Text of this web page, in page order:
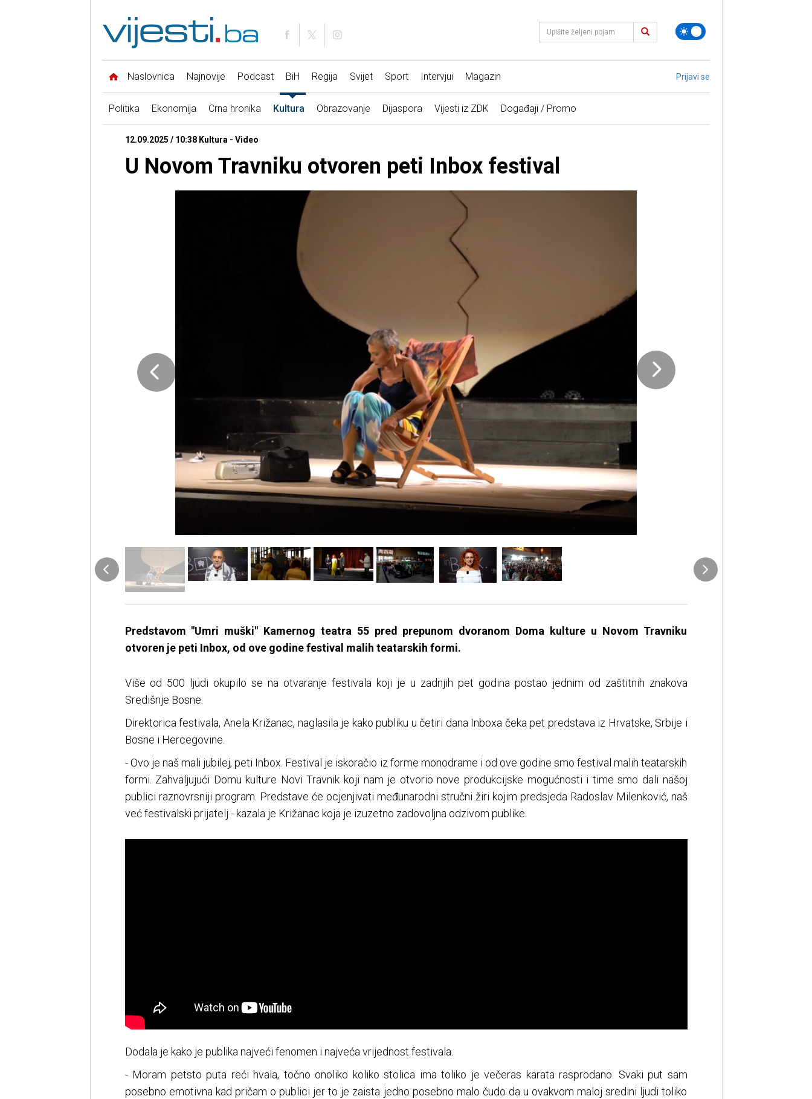
Naslovnica Najnovije Podcast BiH Regija Svijet Sport Intervjui Magazin Prijavi se
Politika Ekonomija Crna hronika Kultura Obrazovanje Dijaspora Vijesti iz ZDK Događaji / Promo
12.09.2025 / 10:38 Kultura - Video
U Novom Travniku otvoren peti Inbox festival
Predstavom "Umri muški" Kamernog teatra 55 pred prepunom dvoranom Doma kulture u Novom Travniku
otvoren je peti Inbox, od ove godine festival malih teatarskih formi.
Više od 500 ljudi okupilo se na otvaranje festivala koji je u zadnjih pet godina postao jednim od zaštitnih znakova
Središnje Bosne.
Direktorica festivala, Anela Križanac, naglasila je kako publiku u četiri dana Inboxa čeka pet predstava iz Hrvatske, Srbije i
Bosne i Hercegovine.
- Ovo je naš mali jubilej, peti Inbox. Festival je iskoračio iz forme monodrame i od ove godine smo festival malih teatarskih
formi. Zahvaljujući Domu kulture Novi Travnik koji nam je otvorio nove produkcijske mogućnosti i time smo dali našoj
publici raznovrsniji program. Predstave će ocjenjivati međunarodni stručni žiri kojim predsjeda Radoslav Milenković, naš
već festivalski prijatelj - kazala je Križanac koja je izuzetno zadovoljna odzivom publike.
Dodala je kako je publika najveći fenomen i najveća vrijednost festivala.
- Moram petsto puta reći hvala, točno onoliko koliko stolica ima toliko je večeras karata rasprodano. Svaki put sam
posebno emotivna kad pričam o publici jer to je zaista jedno posebno malo čudo da u ovakvom maloj sredini ljudi toliko